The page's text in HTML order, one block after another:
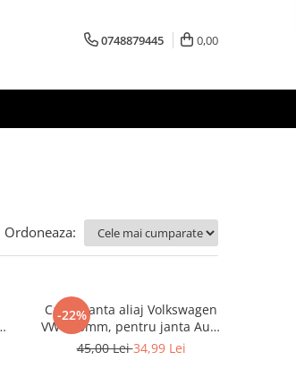
0748879445 0,00
Ordoneaza:
-22%
Capac janta aliaj Volkswagen
VW 135mm, pentru janta Audi
4F0601165N
45,00 Lei34,99 Lei